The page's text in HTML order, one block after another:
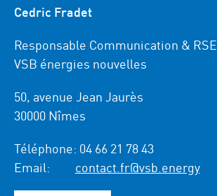
Cedric Fradet
Responsable Communication & RSE
VSB énergies nouvelles
50, avenue Jean Jaurès
30000 Nîmes
Téléphone: 04 66 21 78 43
Email:
contact.fr@vsb.energy